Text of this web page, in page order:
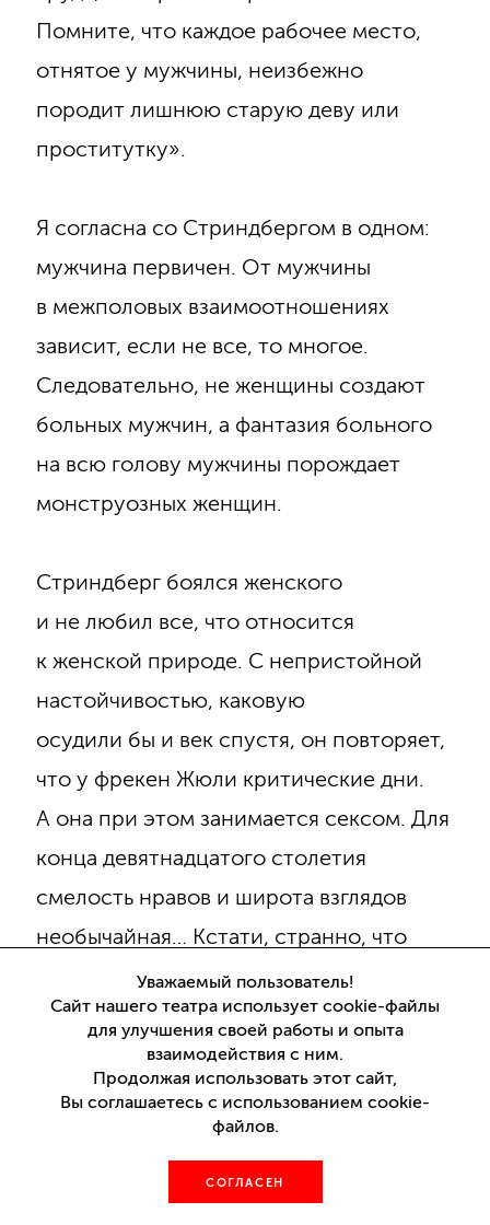
Помните, что каждое рабочее место,
отнятое у мужчины, неизбежно
породит лишнюю старую деву или
проститутку».
Я согласна со Стриндбергом в одном:
мужчина первичен. От мужчины
в межполовых взаимоотношениях
зависит, если не все, то многое.
Следовательно, не женщины создают
больных мужчин, а фантазия больного
на всю голову мужчины порождает
монструозных женщин.
Стриндберг боялся женского
и не любил все, что относится
к женской природе. С непристойной
настойчивостью, каковую
осудили бы и век спустя, он повторяет,
что у фрекен Жюли критические дни.
А она при этом занимается сексом. Для
конца девятнадцатого столетия
смелость нравов и широта взглядов
необычайная… Кстати, странно, что
Кончаловский «красные дни календаря»
никак не обыграл. У его мисс Жюли дни
явно обычные. Рабочие.
Честно говоря, я сильно подозреваю,
что в подполье Стриндберга, как
и в подполье лакея Жана скрыта
Уважаемый пользователь!
Сайт нашего театра использует cookie-файлы
для улучшения своей работы и опыта
взаимодействия с ним.
Продолжая использовать этот сайт,
Вы соглашаетесь с использованием cookie-
файлов.
СОГЛАСЕН